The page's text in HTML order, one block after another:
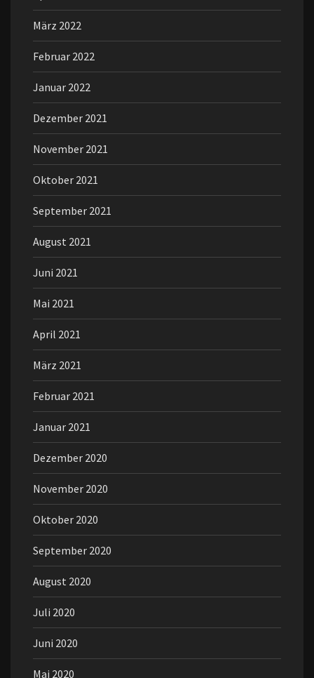
März 2022
Februar 2022
Januar 2022
Dezember 2021
November 2021
Oktober 2021
September 2021
August 2021
Juni 2021
Mai 2021
April 2021
März 2021
Februar 2021
Januar 2021
Dezember 2020
November 2020
Oktober 2020
September 2020
August 2020
Juli 2020
Juni 2020
Mai 2020